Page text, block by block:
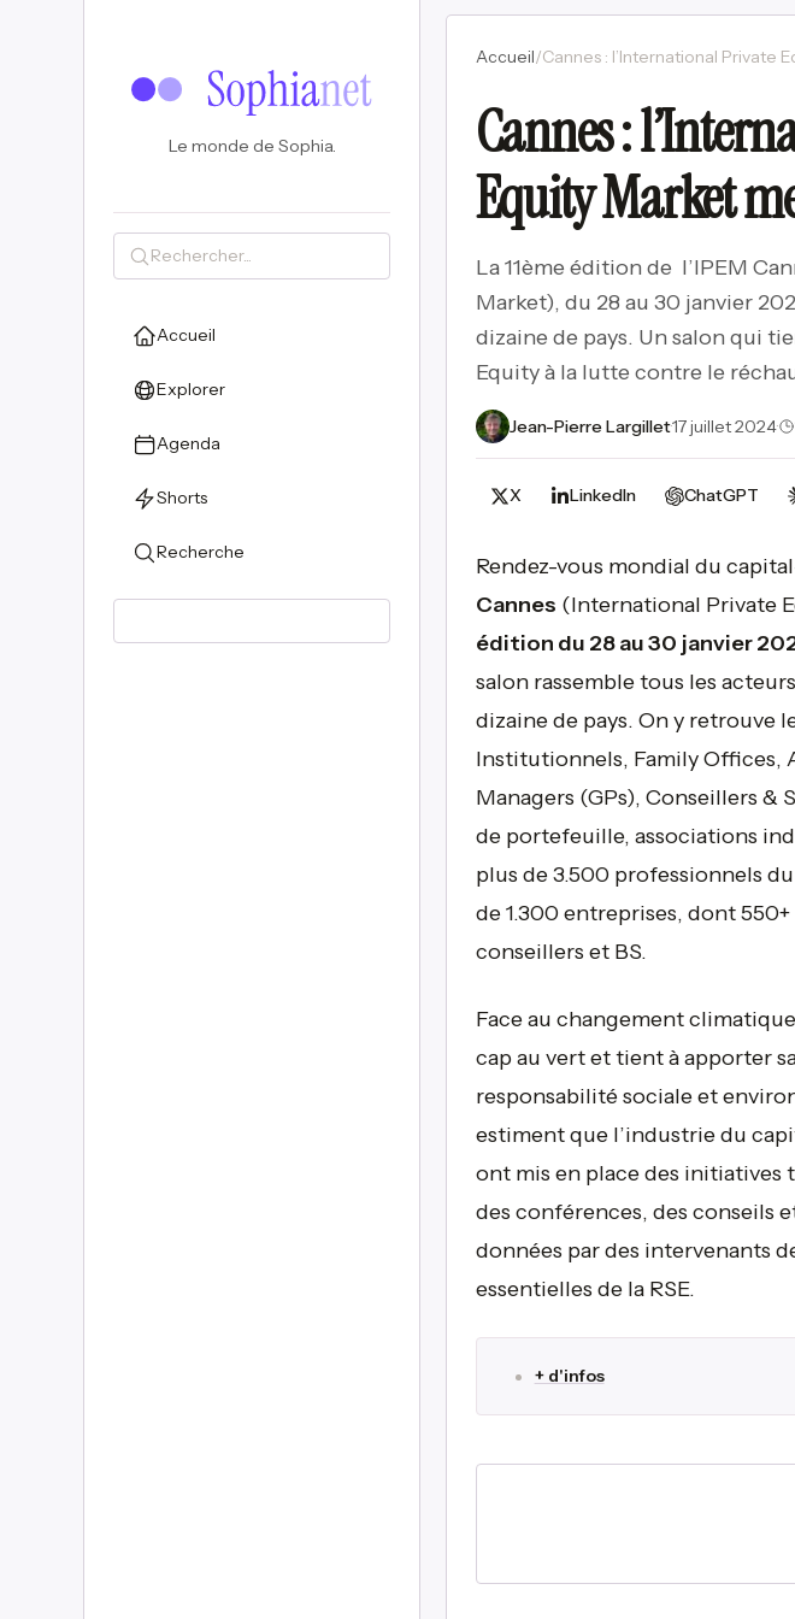
Le monde de Sophia.
Accueil
Explorer
Agenda
Shorts
Recherche
Accueil/
Cannes :
Equity Market
La 11ème édition de l’IPEM
Market), du 28 au 30 janvier
dizaine de pays. Un salon qui
Equity à la lutte contre le
Jean-Pierre Largillet·17 juillet 2024·
X LinkedIn ChatGPT
Rendez-vous mondial du
Cannes (International Private
édition du 28 au 30 janvier
salon rassemble tous les
dizaine de pays. On y retrouve
Institutionnels, Family Offices,
Managers (GPs), Conseillers &
de portefeuille, associations
plus de 3.500 professionnels
de 1.300 entreprises, dont
conseillers et BS.
Face au changement
cap au vert et tient à apporter
responsabilité sociale et
estiment que l’industrie du
ont mis en place des initiatives
des conférences, des conseils
données par des intervenants
essentielles de la RSE.
+ d'infos